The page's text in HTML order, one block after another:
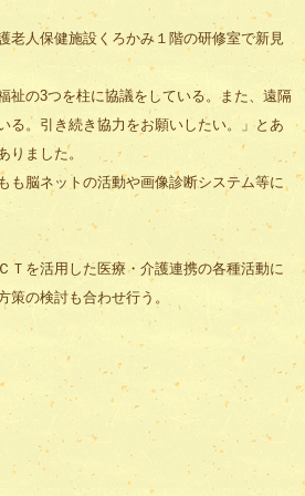
老人保健施設くろかみ１階の研修室で新見
祉の3つを柱に協議をしている。また、遠隔
る。引き続き協力をお願いしたい。」とあ
りました。
も脳ネットの活動や画像診断システム等に
Ｔを活用した医療・介護連携の各種活動に
の検討も合わせ行う。